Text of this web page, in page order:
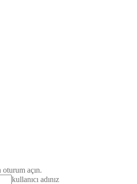
oturum açın.
kullanıcı adınız